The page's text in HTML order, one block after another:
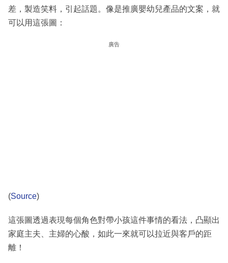
差，製造笑料，引起話題。像是推廣嬰幼兒產品的文案，就
可以用這張圖：
廣告
(Source)
這張圖透過表現每個角色對帶小孩這件事情的看法，凸顯出
家庭主夫、主婦的心酸，如此一來就可以拉近與客戶的距
離！